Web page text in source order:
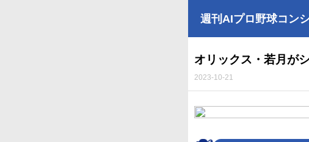
週刊AIプロ野球コン
オリックス・若月が
2023-10-21